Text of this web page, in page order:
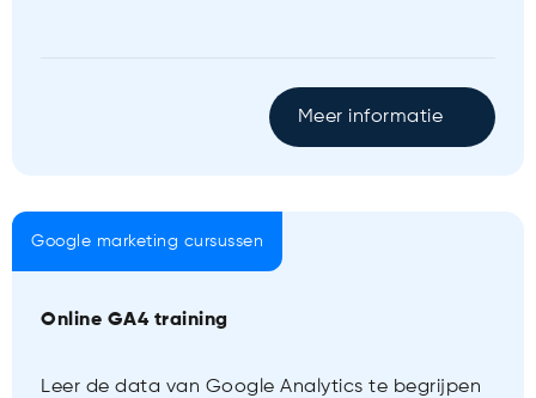
Meer informatie
Google marketing cursussen
Online GA4 training
Leer de data van Google Analytics te begrijpen